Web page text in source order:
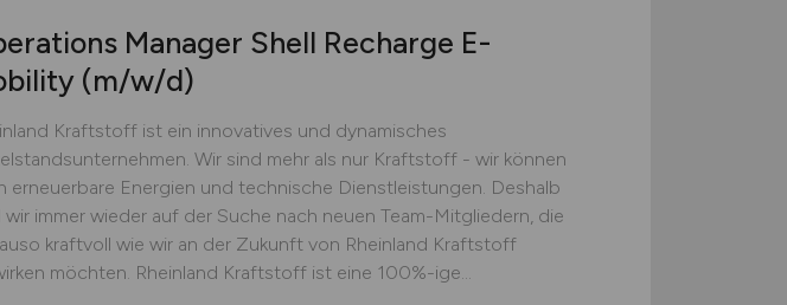
Manager Shell Recharge E-
(m/w/d)
Kraftstoff ist ein innovatives und dynamisches
Wir sind mehr als nur Kraftstoff - wir können
erneuerbare Energien und technische Dienstleistungen. Deshalb
wir immer wieder auf der Suche nach neuen Team-Mitgliedern, die
kraftvoll wie wir an der Zukunft von Rheinland Kraftstoff
möchten. Rheinland Kraftstoff ist eine 100%-ige...